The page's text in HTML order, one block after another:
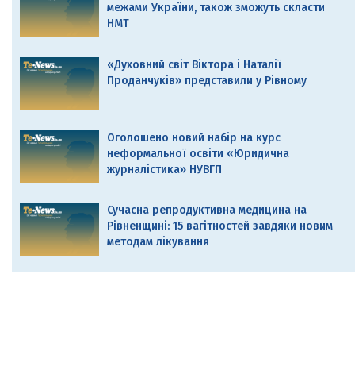
межами України, також зможуть скласти
НМТ
«Духовний світ Віктора і Наталії
Проданчуків» представили у Рівному
Оголошено новий набір на курс
неформальної освіти «Юридична
журналістика» НУВГП
Сучасна репродуктивна медицина на
Рівненщині: 15 вагітностей завдяки новим
методам лікування